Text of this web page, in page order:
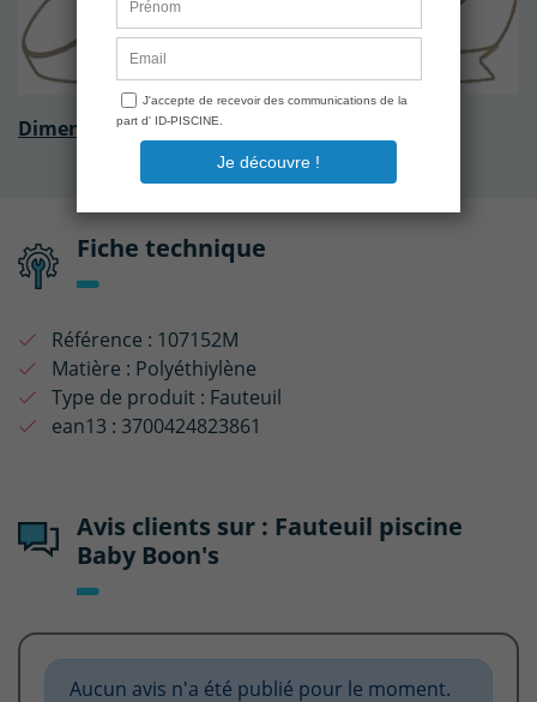
Dimensions (D x H):47 cm x 63 cm
Fiche technique
Référence : 107152M
Matière : Polyéthiylène
Type de produit : Fauteuil
ean13 : 3700424823861
Avis clients sur : Fauteuil piscine
Baby Boon's
Aucun avis n'a été publié pour le moment.